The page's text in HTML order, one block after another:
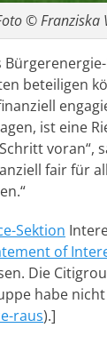
© Franziska
beteiligen
ist eine
voran“,
fair für
Sektion
of
Die
habe
raus).]